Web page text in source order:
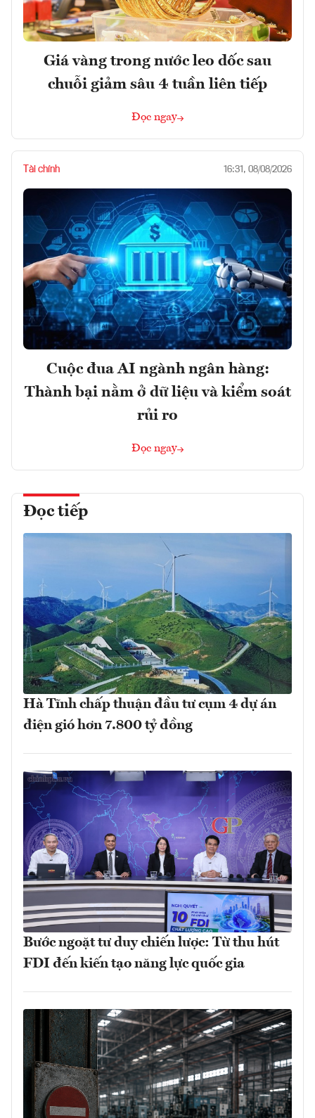
Giá vàng trong nước leo dốc sau
chuỗi giảm sâu 4 tuần liên tiếp
Đọc ngay
Tài chính 16:31, 08/08/2026
Cuộc đua AI ngành ngân hàng:
Thành bại nằm ở dữ liệu và kiểm soát
rủi ro
Đọc ngay
Đọc tiếp
Hà Tĩnh chấp thuận đầu tư cụm 4 dự án
điện gió hơn 7.800 tỷ đồng
Bước ngoặt tư duy chiến lược: Từ thu hút
FDI đến kiến tạo năng lực quốc gia